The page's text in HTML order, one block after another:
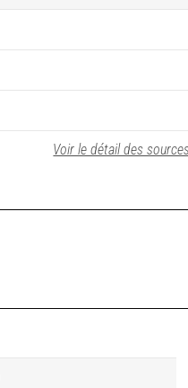
Voir le détail des